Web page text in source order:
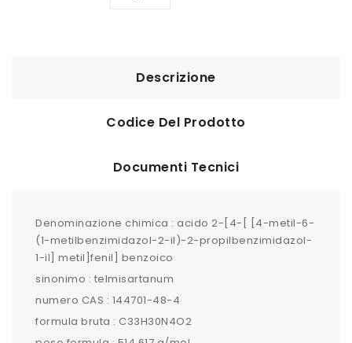
Descrizione
Codice Del Prodotto
Documenti Tecnici
Denominazione chimica : acido 2-[4-[ [4-metil-6-
(1-metilbenzimidazol-2-il)-2-propilbenzimidazol-
1-il] metil]fenil] benzoico
sinonimo : telmisartanum
numero CAS : 144701-48-4
formula bruta : C33H30N4O2